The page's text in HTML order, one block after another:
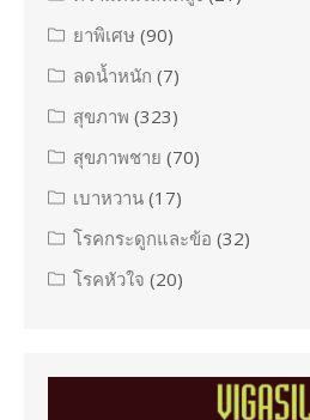
ยาพิเศษ (90)
ลดน้ำหนัก (7)
สุขภาพ (323)
สุขภาพชาย (70)
เบาหวาน (17)
โรคกระดูกและข้อ (32)
โรคหัวใจ (20)